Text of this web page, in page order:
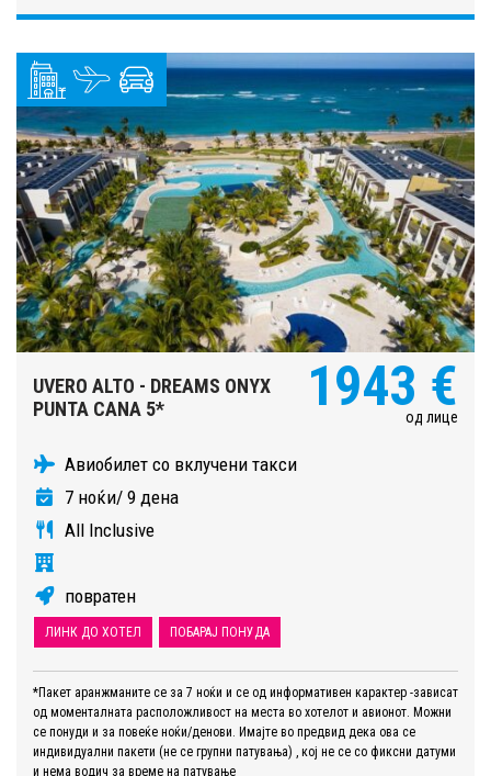
UVERO ALTO - DREAMS ONYX
PUNTA CANA 5*
1943 €
од лице
Авиобилет со вклучени такси
7 ноќи/ 9 дена
All Inclusive
повратен
ЛИНК ДО ХОТЕЛ ПОБАРАЈ ПОНУДА
*Пакет аранжманите се за 7 ноќи и се од информативен карактер -зависат
од моменталната расположливост на места во хотелот и авионот. Можни
се понуди и за повеќе ноќи/денови. Имајте во предвид дека ова се
индивидуални пакети (не се групни патувања) , кој не се со фиксни датуми
и нема водич за време на патување